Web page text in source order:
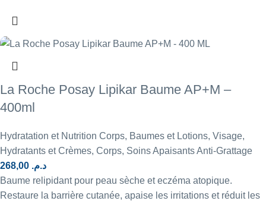
La Roche Posay Lipikar Baume AP+M –
400ml
Hydratation et Nutrition Corps, Baumes et Lotions, Visage,
Hydratants et Crèmes, Corps, Soins Apaisants Anti-Grattage
د.م.
Baume relipidant pour peau sèche et eczéma atopique.
Restaure la barrière cutanée, apaise les irritations et réduit les